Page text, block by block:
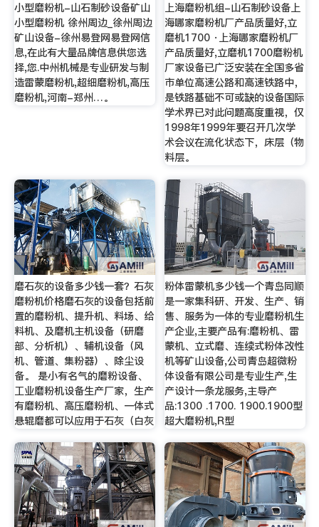
小型磨粉机-山石制砂设备矿山
小型磨粉机 徐州周边_徐州周边
矿山设备-徐州易登网易登网信
息,在此有大量品牌信息供您选
择,您.中州机械是专业研发与制
造雷蒙磨粉机,超细磨粉机,高压
磨粉机,河南-郑州…。
上海磨粉机组-山石制砂设备上
海哪家磨粉机厂产品质量好,立
磨机1700 ·上海哪家磨粉机厂
产品质量好,立磨机1700磨粉机
厂家设备已广泛安装在全国多省
市单位高速公路和高速铁路中，
是铁路基础不可或缺的设备国际
学术界已对此问题高度重视，仅
1998年1999年要召开几次学
术会议在流化状态下，床层（物
料层。
磨石灰的设备多少钱一套？石灰
磨粉机价格磨石灰的设备包括前
置的磨粉机、提升机、料场、给
料机、及磨机主机设备（研磨
部、分析机）、辅机设备（风
机、管道、集粉器）、除尘设
备。 是小有名气的磨粉设备、
工业磨粉机设备生产厂家，生产
有磨粉机、高压磨粉机、一体式
悬辊磨都可以应用于石灰（白灰
粉体雷蒙机多少钱一个青岛同顺
是一家集科研、开发、生产、销
售、服务为一体的专业磨粉机生
产企业,主要产品有:磨粉机、雷
蒙机、立式磨、连续式粉体改性
机等矿山设备,公司青岛超微粉
体设备有限公司是专业生产,生
产设计一条龙服务,主导产
品:1300 .1700. 1900.1900型
超大磨粉机,R型